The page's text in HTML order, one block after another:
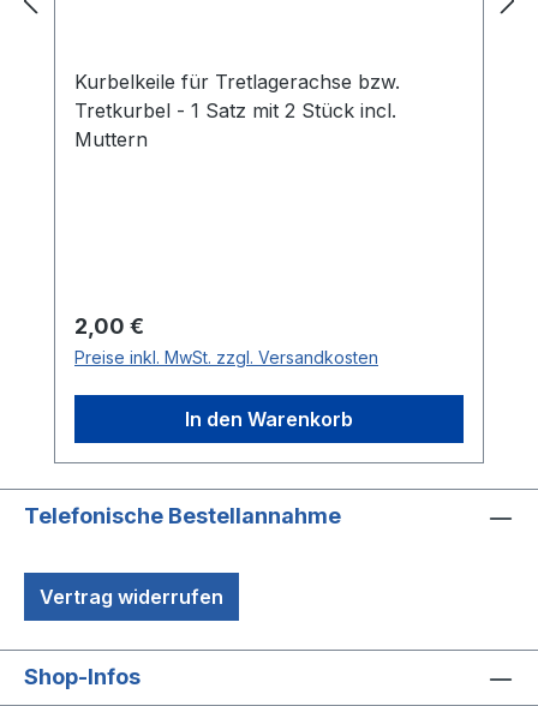
Kurbelkeile für Tretlagerachse bzw.
Tretkurbel - 1 Satz mit 2 Stück incl.
Muttern
Regulärer Preis:
2,00 €
Preise inkl. MwSt. zzgl. Versandkosten
In den Warenkorb
Telefonische Bestellannahme
Vertrag widerrufen
Shop-Infos